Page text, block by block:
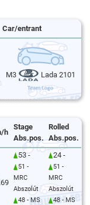
Car/entrant
M3 Lada 2101
h
Stage
Abs.pos.
Rolled
Abs.pos.
53 -
51 -
MRC
Abszolút
48 - MS
24 -
51 -
MRC
Abszolút
48 - MS